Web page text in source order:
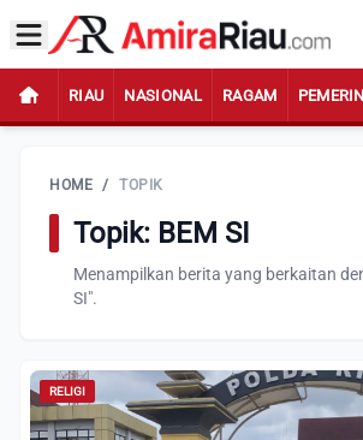
RIAU NASIONAL RAGAM
HOME / TOPIK
Topik: BEM SI
Menampilkan berita yang berkaitan
SI".
RELIGI